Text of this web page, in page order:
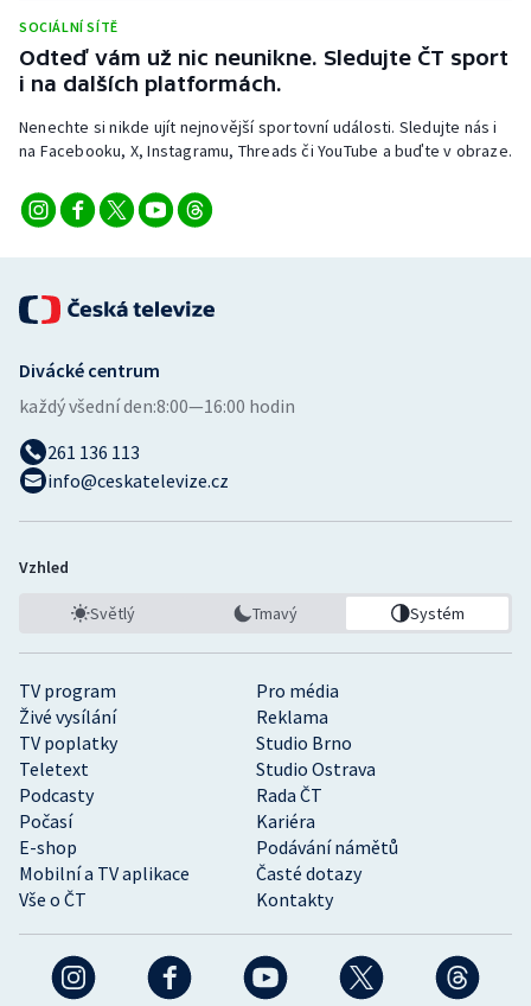
Triatlon
Veslování
Vodní slalom
Volejbal
SOCIÁLNÍ SÍTĚ
Odteď vám už nic neunikne. Sledujte ČT sport
i na dalších platformách.
Nenechte si nikde ujít nejnovější sportovní události. Sledujte nás i
na Facebooku, X, Instagramu, Threads či YouTube a buďte v obraze.
TV program
Pro média
Živé vysílání
Reklama
TV poplatky
Studio Brno
Teletext
Studio Ostrava
Podcasty
Rada ČT
Počasí
Kariéra
E-shop
Podávání námětů
Mobilní a TV aplikace
Časté dotazy
Vše o ČT
Kontakty
Divácké centrum
každý všední den:8:00—16:00 hodin
261 136 113
info@ceskatelevize.cz
Vzhled
Světlý Tmavý Systém